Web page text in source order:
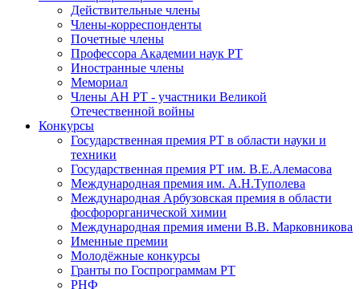
Действительные члены
Члены-корреспонденты
Почетные члены
Профессора Академии наук РТ
Иностранные члены
Мемориал
Члены АН РТ - участники Великой
Отечественной войны
Конкурсы
Государственная премия РТ в области науки и
техники
Государственная премия РТ им. В.Е.Алемасова
Международная премия им. А.Н.Туполева
Международная Арбузовская премия в области
фосфорорганической химии
Международная премия имени В.В. Марковникова
Именные премии
Молодёжные конкурсы
Гранты по Госпрограммам РТ
РНФ